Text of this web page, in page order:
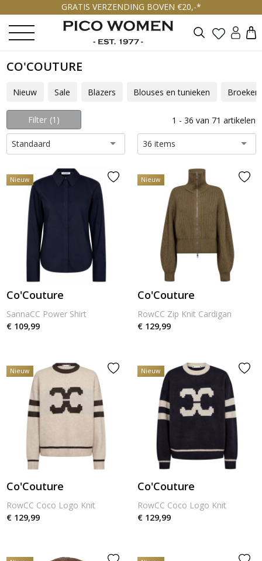
GRATIS VERZENDING BOVEN €20,-*
Zoeken
CO'COUTURE
Nieuw Sale Blazers Blouses en tunieken Broeken
Filter 1
Standaard
1 - 36 van 71 artikelen
36 items
Nieuw
Co'Couture
SannaCC Power Shirt
€ 109,99
Nieuw
Co'Couture
RowCC Zip Knit Cardigan
€ 129,99
Nieuw
Co'Couture
RowCC Coco Logo Knit
€ 129,99
Nieuw
Co'Couture
RowCC Coco Logo Knit
€ 129,99